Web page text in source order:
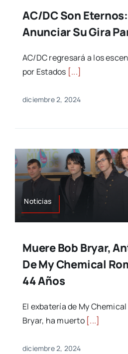
AC/DC Son
Anunciar Su Gira
AC/DC regresará a los
por Estados [...]
diciembre 2, 2024
Noticias
Muere Bob Bryar,
De My Chemical
44 Años
El exbatería de My
Bryar, ha muerto [...]
diciembre 2, 2024